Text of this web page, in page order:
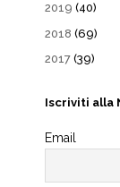
2019 (40)
2018 (69)
2017 (39)
Iscriviti alla
Email